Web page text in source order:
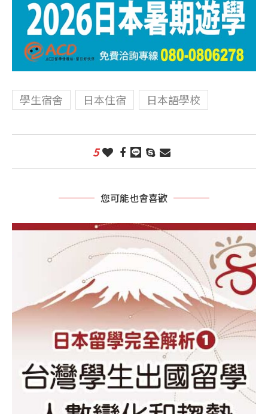
學生宿舍 日本住宿 日本語學校
5
您可能也會喜歡